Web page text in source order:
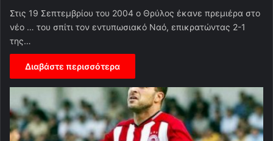
Στις 19 Σεπτεμβρίου του 2004 ο Θρύλος έκανε πρεμιέρα στο
νέο … του σπίτι τον εντυπωσιακό Ναό, επικρατώντας 2-1
της…
Διαβάστε περισσότερα